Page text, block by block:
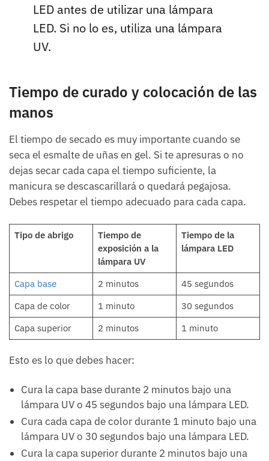
LED antes de utilizar una lámpara
LED. Si no lo es, utiliza una lámpara
UV.
Tiempo de curado y colocación de las
manos
El tiempo de secado es muy importante cuando se
seca el esmalte de uñas en gel. Si te apresuras o no
dejas secar cada capa el tiempo suficiente, la
manicura se descascarillará o quedará pegajosa.
Debes respetar el tiempo adecuado para cada capa.
Tipo de abrigo
Tiempo de
exposición a la
lámpara UV
Tiempo de la
lámpara LED
Capa base 2 minutos
45 segundos
Capa de color
1 minuto
30 segundos
Capa superior
2 minutos 1 minuto
Esto es lo que debes hacer:
Cura la capa base durante 2 minutos bajo una
lámpara UV o 45 segundos bajo una lámpara LED.
Cura cada capa de color durante 1 minuto bajo una
lámpara UV o 30 segundos bajo una lámpara LED.
Cura la capa superior durante 2 minutos bajo una